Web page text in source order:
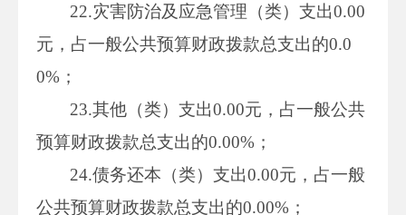
22.灾害防治及应急管理（类）支出0.00
元，占一般公共预算财政拨款总支出的0.0
0%；
23.其他（类）支出0.00元，占一般公共
预算财政拨款总支出的0.00%；
24.债务还本（类）支出0.00元，占一般
公共预算财政拨款总支出的0.00%；